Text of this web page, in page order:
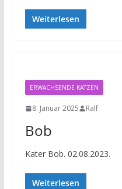
Weiterlesen
ERWACHSENDE KATZEN
8. Januar 2025 Ralf
Bob
Kater Bob. 02.08.2023.
Weiterlesen